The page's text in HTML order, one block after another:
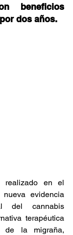
beneficios
dos años.
realizado en el
evidencia
del cannabis
terapéutica
de la migraña,